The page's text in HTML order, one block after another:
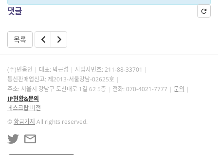
댓글
목록
(주)민음인 대표: 박근섭 사업자번호: 211-88-33701
통신판매업신고: 제2013-서울강남-02625호
주소: 서울시 강남구 도산대로 1길 62 5층
전화: 070-4021-7777
문의
IP현황&문의
데스크탑 버전
©황금가지 All rights reserved.